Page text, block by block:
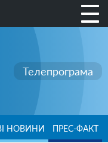
Телепрограма
НОВИНИ ПРЕС-ФАКТ